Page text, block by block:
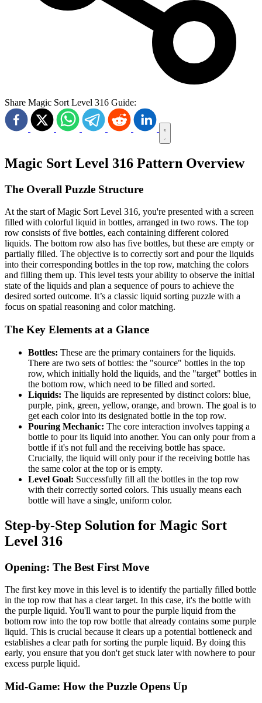
Share Magic Sort Level 316 Guide:
Magic Sort Level 316 Pattern Overview
The Overall Puzzle Structure
At the start of Magic Sort Level 316, you're presented with a screen
filled with colorful liquid in bottles, arranged in two rows. The top
row consists of five bottles, each containing different colored
liquids. The bottom row also has five bottles, but these are empty or
partially filled. The objective is to correctly sort and pour the liquids
into their corresponding bottles in the top row, matching the colors
and filling them up. This level tests your ability to observe the initial
state of the liquids and plan a sequence of pours to achieve the
desired sorted outcome. It’s a classic liquid sorting puzzle with a
focus on spatial reasoning and color matching.
The Key Elements at a Glance
Bottles: These are the primary containers for the liquids.
There are two sets of bottles: the "source" bottles in the top
row, which initially hold the liquids, and the "target" bottles in
the bottom row, which need to be filled and sorted.
Liquids: The liquids are represented by distinct colors: blue,
purple, pink, green, yellow, orange, and brown. The goal is to
get each color into its designated bottle in the top row.
Pouring Mechanic: The core interaction involves tapping a
bottle to pour its liquid into another. You can only pour from a
bottle if it's not full and the receiving bottle has space.
Crucially, the liquid will only pour if the receiving bottle has
the same color at the top or is empty.
Level Goal: Successfully fill all the bottles in the top row
with their correctly sorted colors. This usually means each
bottle will have a single, uniform color.
Step-by-Step Solution for Magic Sort
Level 316
Opening: The Best First Move
The first key move in this level is to identify the partially filled bottle
in the top row that has a clear target. In this case, it's the bottle with
the purple liquid. You'll want to pour the purple liquid from the
bottom row into the top row bottle that already contains some purple
liquid. This is crucial because it clears up a potential bottleneck and
establishes a clear path for sorting the purple liquid. By doing this
early, you ensure that you don't get stuck later with nowhere to pour
excess purple liquid.
Mid-Game: How the Puzzle Opens Up